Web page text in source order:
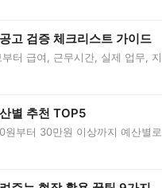
고 검증 체크리스트 가이드
터 급여, 근무시간, 실제 업무,
별 추천 TOP5
부터 30만원 이상까지 예산별